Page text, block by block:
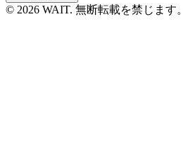
© 2026 WAIT. 無断転載を禁じます。